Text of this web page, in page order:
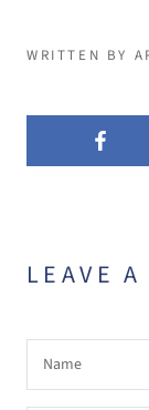
WRITTEN BY
LEAVE